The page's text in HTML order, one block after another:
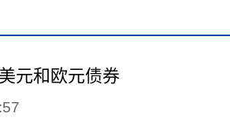
元和欧元债券